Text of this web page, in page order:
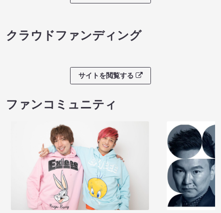
クラウドファンディング
サイトを閲覧する
ファンコミュニティ